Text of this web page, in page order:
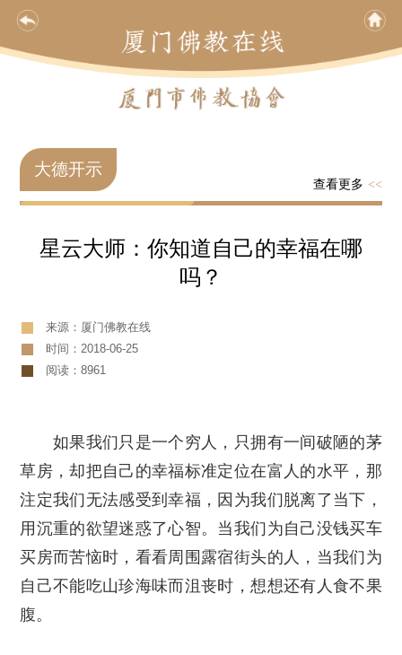
大德开示
查看更多 <<
星云大师：你知道自己的幸福在哪
吗？
来源：厦门佛教在线
时间：2018-06-25
阅读：8961
如果我们只是一个穷人，只拥有一间破陋的茅
草房，却把自己的幸福标准定位在富人的水平，那
注定我们无法感受到幸福，因为我们脱离了当下，
用沉重的欲望迷惑了心智。当我们为自己没钱买车
买房而苦恼时，看看周围露宿街头的人，当我们为
自己不能吃山珍海味而沮丧时，想想还有人食不果
腹。